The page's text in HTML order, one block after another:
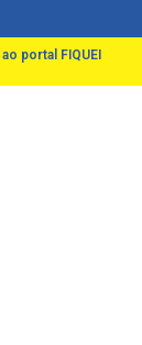
portal FIQUEI